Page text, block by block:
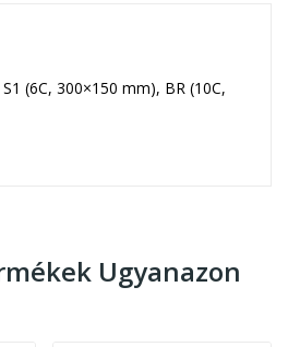
(6C, 300×150 mm), BR (10C,
Ugyanazon